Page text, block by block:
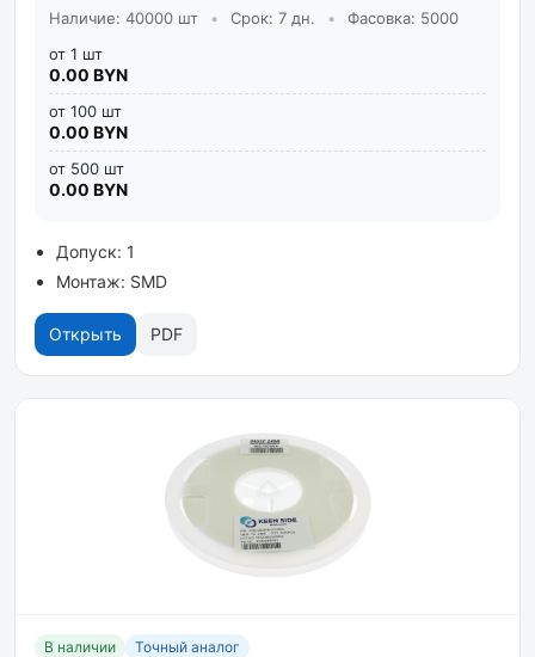
Наличие: 40000 шт • Срок: 7 дн. •
Фасовка: 5000
от 1 шт
0.00 BYN
от 100 шт
0.00 BYN
от 500 шт
0.00 BYN
Допуск: 1
Монтаж: SMD
Открыть PDF
В наличии Точный аналог